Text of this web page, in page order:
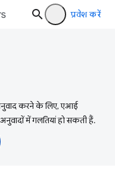
प्रवेश करें
करने के लिए, एआई
में गलतियां हो सकती हैं.